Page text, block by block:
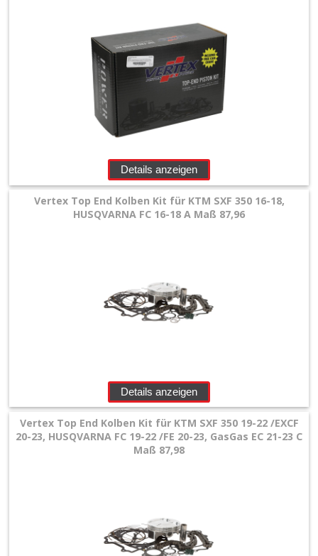
Details anzeigen
Vertex Top End Kolben Kit für KTM SXF 350 16-18,
HUSQVARNA FC 16-18 A Maß 87,96
Details anzeigen
Vertex Top End Kolben Kit für KTM SXF 350 19-22 /EXCF
20-23, HUSQVARNA FC 19-22 /FE 20-23, GasGas EC 21-23 C
Maß 87,98